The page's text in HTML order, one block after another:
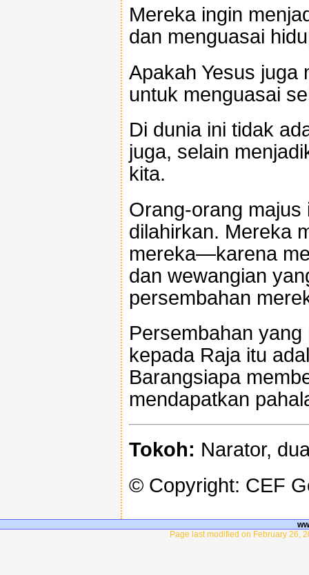
Mereka ingin
dan menguasai
Apakah Yesus juga
untuk menguasai
Di dunia ini tidak
juga, selain
kita.
Orang-orang majus
dilahirkan. Mereka
mereka—karena
dan wewangian
persembahan
Persembahan
kepada Raja itu
Barangsiapa
mendapatkan
Tokoh: Narator,
© Copyright: CEF
Page last modified on February 26,